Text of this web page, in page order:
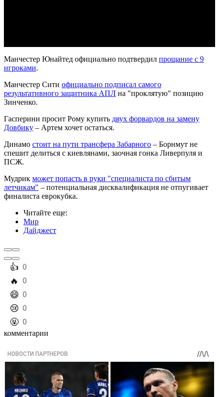
Манчестер Юнайтед официально подтвердил прощание с 9
игроками.
Манчестер Сити официально подписал самого
результативного защитника АПЛ на "проклятую" позицию
Зинченко.
Гасперини просит Рому купить двух форвардов на замену
Довбику – Артем хочет остаться.
Динамо стоит на пути трансфера Забарного – Борнмут не
спешит делиться с киевлянами, заочная гонка Ливерпуля и
ПСЖ.
Мудрик может попасть в руки "специалиста по сбитым
летчикам" – потенциальная дисквалификация не отпугивает
финалиста еврокубка.
Читайте еще:
Мир
Дайджест
️👍 0
️🔥 0
️😄 0
️😢 0
️🤬 0
комментарии